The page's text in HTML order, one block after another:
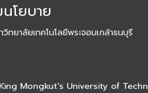
โยบาย
ทยาลัยเทคโนโลยีพระจอมเกล้าธนบุรี
Mongkut's University of